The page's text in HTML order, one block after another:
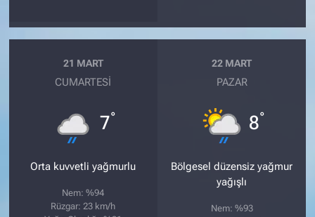
21 MART
CUMARTESI
7°
Orta kuvvetli yağmurlu
Nem: %94
Rüzgar: 23 km/h
22 MART
PAZAR
8°
Bölgesel düzensiz yağmur
yağışlı
Nem: %93